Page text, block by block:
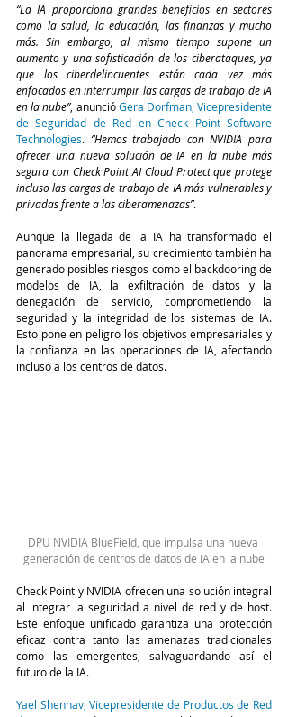
“La IA proporciona grandes beneficios en sectores
como la salud, la educación, las finanzas y mucho
más. Sin embargo, al mismo tiempo supone un
aumento y una sofisticación de los ciberataques, ya
que los ciberdelincuentes están cada vez más
enfocados en interrumpir las cargas de trabajo de IA
en la nube”, anunció Gera Dorfman, Vicepresidente
de Seguridad de Red en Check Point Software
Technologies. “Hemos trabajado con NVIDIA para
ofrecer una nueva solución de IA en la nube más
segura con Check Point AI Cloud Protect que protege
incluso las cargas de trabajo de IA más vulnerables y
privadas frente a las ciberamenazas”.
Aunque la llegada de la IA ha transformado el
panorama empresarial, su crecimiento también ha
generado posibles riesgos como el backdooring de
modelos de IA, la exfiltración de datos y la
denegación de servicio, comprometiendo la
seguridad y la integridad de los sistemas de IA.
Esto pone en peligro los objetivos empresariales y
la confianza en las operaciones de IA, afectando
incluso a los centros de datos.
DPU NVIDIA BlueField, que impulsa una nueva
generación de centros de datos de IA en la nube
Check Point y NVIDIA ofrecen una solución integral
al integrar la seguridad a nivel de red y de host.
Este enfoque unificado garantiza una protección
eficaz contra tanto las amenazas tradicionales
como las emergentes, salvaguardando así el
futuro de la IA.
Yael Shenhav, Vicepresidente de Productos de Red